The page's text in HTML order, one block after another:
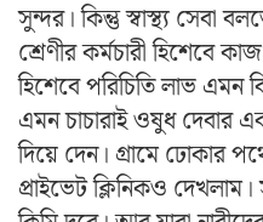
সুন্দর। কিন্তু স্বাস্থ্য সেবা
শ্রেণীর কর্মচারী হিশেবে
হিশেবে পরিচিতি লাভ এমন
এমন চাচারাই ওষুধ দেবার
দিয়ে দেন। গ্রামে ঢোকার
প্রাইভেট ক্লিনিকও